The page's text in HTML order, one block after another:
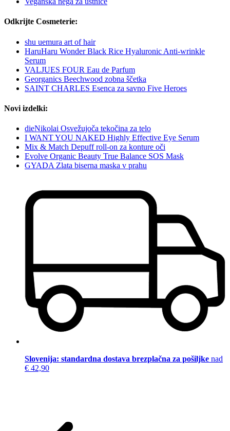
Odkrijte Cosmeterie:
shu uemura art of hair
HaruHaru Wonder Black Rice Hyaluronic Anti-wrinkle
Serum
VALJUES FOUR Eau de Parfum
Georganics Beechwood zobna ščetka
SAINT CHARLES Esenca za savno Five Heroes
Novi izdelki:
dieNikolai Osvežujoča tekočina za telo
I WANT YOU NAKED Highly Effective Eye Serum
Mix & Match Depuff roll-on za konture oči
Evolve Organic Beauty True Balance SOS Mask
GYADA Zlata biserna maska v prahu
Slovenija: standardna dostava brezplačna za pošiljke nad
€ 42,90